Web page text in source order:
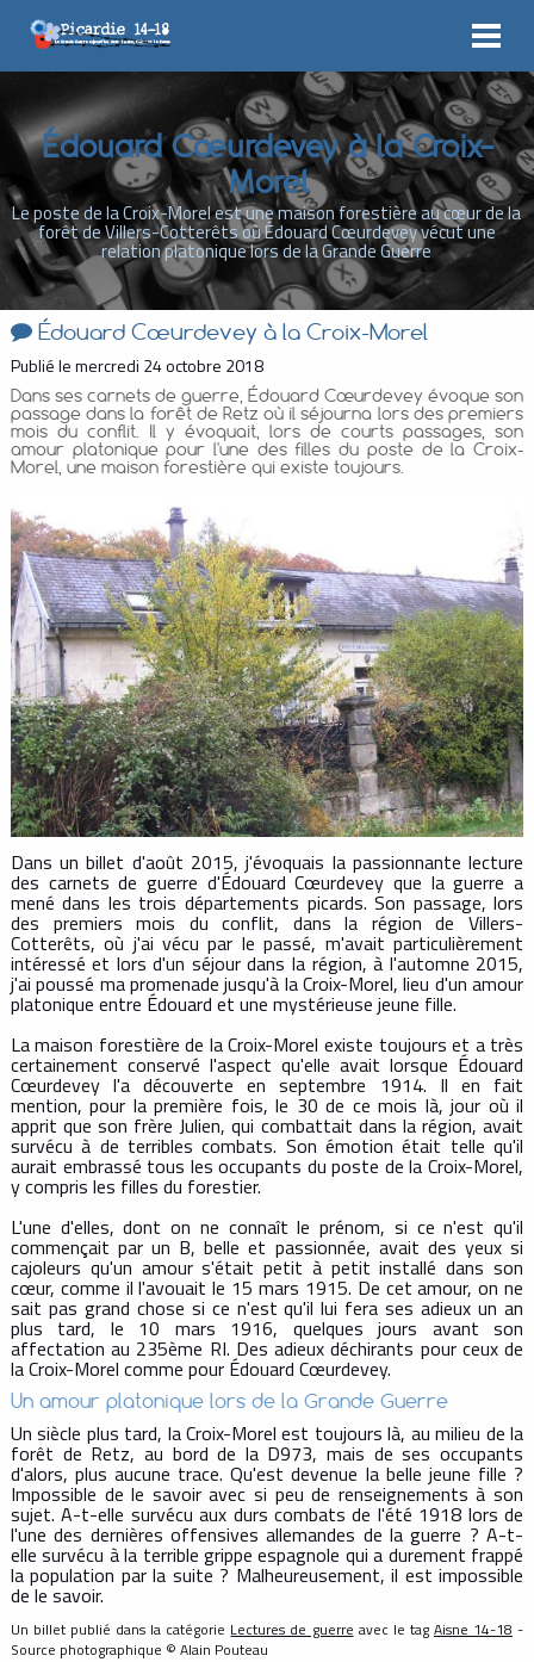
Édouard Cœurdevey à la Croix-
Morel
Le poste de la Croix-Morel est une maison forestière au cœur de la
forêt de Villers-Cotterêts où Édouard Cœurdevey vécut une
relation platonique lors de la Grande Guerre
Édouard Cœurdevey à la Croix-Morel
Publié le mercredi 24 octobre 2018
Dans ses carnets de guerre, Édouard Cœurdevey évoque son
passage dans la forêt de Retz où il séjourna lors des premiers
mois du conflit. Il y évoquait, lors de courts passages, son
amour platonique pour l'une des filles du poste de la Croix-
Morel, une maison forestière qui existe toujours.
Dans un billet d'août 2015, j'évoquais la passionnante lecture
des carnets de guerre d'Édouard Cœurdevey que la guerre a
mené dans les trois départements picards. Son passage, lors
des premiers mois du conflit, dans la région de Villers-
Cotterêts, où j'ai vécu par le passé, m'avait particulièrement
intéressé et lors d'un séjour dans la région, à l'automne 2015,
j'ai poussé ma promenade jusqu'à la Croix-Morel, lieu d'un amour
platonique entre Édouard et une mystérieuse jeune fille.
La maison forestière de la Croix-Morel existe toujours et a très
certainement conservé l'aspect qu'elle avait lorsque Édouard
Cœurdevey l'a découverte en septembre 1914. Il en fait
mention, pour la première fois, le 30 de ce mois là, jour où il
apprit que son frère Julien, qui combattait dans la région, avait
survécu à de terribles combats. Son émotion était telle qu'il
aurait embrassé tous les occupants du poste de la Croix-Morel,
y compris les filles du forestier.
L'une d'elles, dont on ne connaît le prénom, si ce n'est qu'il
commençait par un B, belle et passionnée, avait des yeux si
cajoleurs qu'un amour s'était petit à petit installé dans son
cœur, comme il l'avouait le 15 mars 1915. De cet amour, on ne
sait pas grand chose si ce n'est qu'il lui fera ses adieux un an
plus tard, le 10 mars 1916, quelques jours avant son
affectation au 235ème RI. Des adieux déchirants pour ceux de
la Croix-Morel comme pour Édouard Cœurdevey.
Un amour platonique lors de la Grande Guerre
Un siècle plus tard, la Croix-Morel est toujours là, au milieu de la
forêt de Retz, au bord de la D973, mais de ses occupants
d'alors, plus aucune trace. Qu'est devenue la belle jeune fille ?
Impossible de le savoir avec si peu de renseignements à son
sujet. A-t-elle survécu aux durs combats de l'été 1918 lors de
l'une des dernières offensives allemandes de la guerre ? A-t-
elle survécu à la terrible grippe espagnole qui a durement frappé
la population par la suite ? Malheureusement, il est impossible
de le savoir.
Un billet publié dans la catégorie Lectures de guerre avec le tag Aisne 14-18 -
Source photographique © Alain Pouteau